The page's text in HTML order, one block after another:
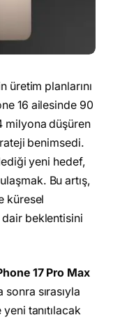
üretim planlarını
16 ailesinde 90
milyona düşüren
benimsedi.
yeni hedef,
Bu artış,
küresel
beklentisini
17 Pro Max
sırasıyla
tanıtılacak